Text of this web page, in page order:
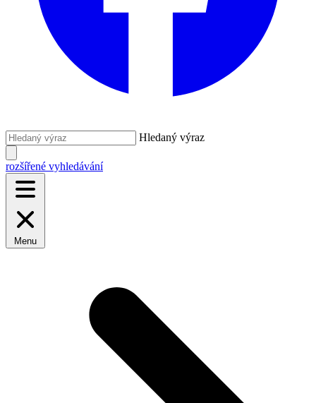
Hledaný výraz
rozšířené vyhledávání
Menu